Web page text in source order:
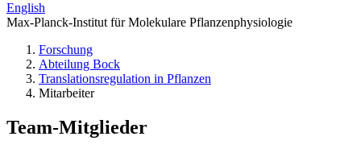
English
Max-Planck-Institut für Molekulare Pflanzenphysiologie
Forschung
Abteilung Bock
Translations­regulation in Pflanzen
Mitarbeiter
Team-Mitglieder